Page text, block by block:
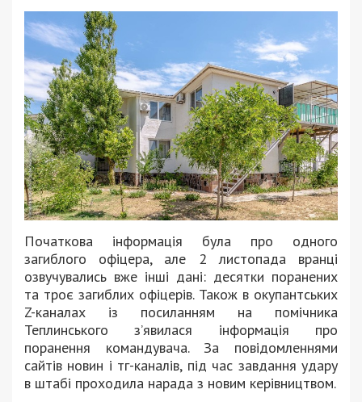
Початкова інформація була про одного
загиблого офіцера, але 2 листопада вранці
озвучувались вже інші дані: десятки поранених
та троє загиблих офіцерів. Також в окупантських
Z-каналах із посиланням на помічника
Теплинського з’явилася інформація про
поранення командувача. За повідомленнями
сайтів новин і тг-каналів, під час завдання удару
в штабі проходила нарада з новим керівництвом.